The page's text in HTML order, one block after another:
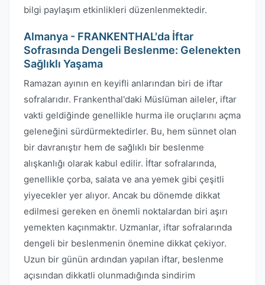
bilgi paylaşım etkinlikleri düzenlenmektedir.
Almanya - FRANKENTHAL'da İftar
Sofrasında Dengeli Beslenme: Gelenekten
Sağlıklı Yaşama
Ramazan ayının en keyifli anlarından biri de iftar
sofralarıdır. Frankenthal'daki Müslüman aileler, iftar
vakti geldiğinde genellikle hurma ile oruçlarını açma
geleneğini sürdürmektedirler. Bu, hem sünnet olan
bir davranıştır hem de sağlıklı bir beslenme
alışkanlığı olarak kabul edilir. İftar sofralarında,
genellikle çorba, salata ve ana yemek gibi çeşitli
yiyecekler yer alıyor. Ancak bu dönemde dikkat
edilmesi gereken en önemli noktalardan biri aşırı
yemekten kaçınmaktır. Uzmanlar, iftar sofralarında
dengeli bir beslenmenin önemine dikkat çekiyor.
Uzun bir günün ardından yapılan iftar, beslenme
açısından dikkatli olunmadığında sindirim